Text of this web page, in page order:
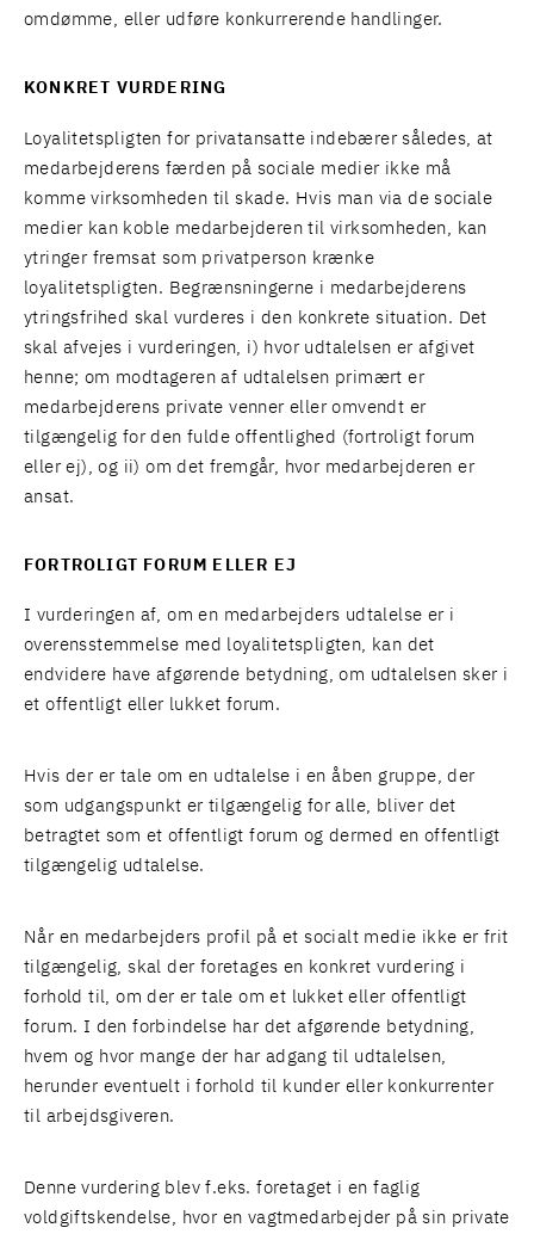
omdømme, eller udføre konkurrerende handlinger.
KONKRET VURDERING
Loyalitetspligten for privatansatte indebærer således, at
medarbejderens færden på sociale medier ikke må
komme virksomheden til skade. Hvis man via de sociale
medier kan koble medarbejderen til virksomheden, kan
ytringer fremsat som privatperson krænke
loyalitetspligten. Begrænsningerne i medarbejderens
ytringsfrihed skal vurderes i den konkrete situation. Det
skal afvejes i vurderingen, i) hvor udtalelsen er afgivet
henne; om modtageren af udtalelsen primært er
medarbejderens private venner eller omvendt er
tilgængelig for den fulde offentlighed (fortroligt forum
eller ej), og ii) om det fremgår, hvor medarbejderen er
ansat.
FORTROLIGT FORUM ELLER EJ
I vurderingen af, om en medarbejders udtalelse er i
overensstemmelse med loyalitetspligten, kan det
endvidere have afgørende betydning, om udtalelsen sker i
et offentligt eller lukket forum.
Hvis der er tale om en udtalelse i en åben gruppe, der
som udgangspunkt er tilgængelig for alle, bliver det
betragtet som et offentligt forum og dermed en offentligt
tilgængelig udtalelse.
Når en medarbejders profil på et socialt medie ikke er frit
tilgængelig, skal der foretages en konkret vurdering i
forhold til, om der er tale om et lukket eller offentligt
forum. I den forbindelse har det afgørende betydning,
hvem og hvor mange der har adgang til udtalelsen,
herunder eventuelt i forhold til kunder eller konkurrenter
til arbejdsgiveren.
Denne vurdering blev f.eks. foretaget i en faglig
voldgiftskendelse, hvor en vagtmedarbejder på sin private